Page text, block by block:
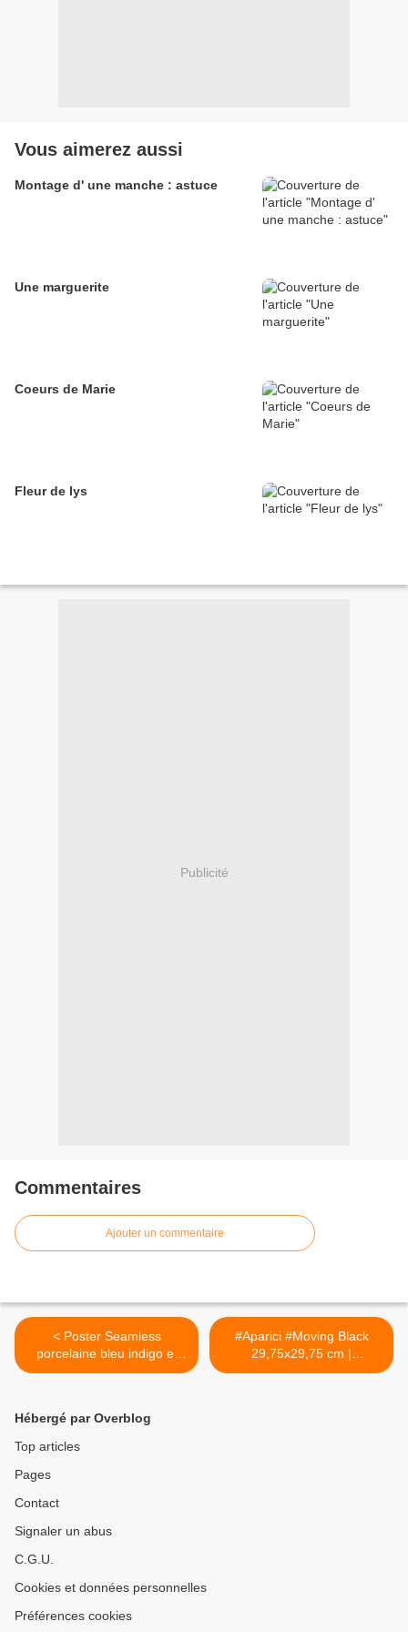
Vous aimerez aussi
Montage d' une manche : astuce
Une marguerite
Coeurs de Marie
Fleur de lys
Publicité
Commentaires
Ajouter un commentaire
< Poster Seamless
porcelaine bleu indigo et
blanc motif vecteur japonais
changer
#Aparici #Moving Black
29,75x29,75 cm |
#Porcelain stoneware
Hébergé par Overblog
Top articles
Pages
Contact
Signaler un abus
C.G.U.
Cookies et données personnelles
Préférences cookies